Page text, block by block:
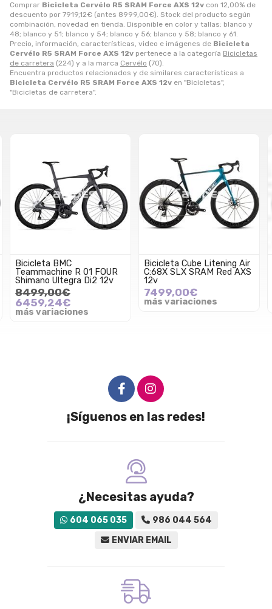
Comprar Bicicleta Cervélo R5 SRAM Force AXS 12v con 12,00% de
descuento por 7919,12€ (antes 8999,00€). Stock del producto según
combinación, novedad en tienda. Disponible en color y tallas: blanco y
48; blanco y 51; blanco y 54; blanco y 56; blanco y 58; blanco y 61.
Precio, información, características, video e imágenes de Bicicleta
Cervélo R5 SRAM Force AXS 12v pertenece a la categoría Bicicletas
de carretera (224) y a la marca Cervélo (70).
Encuentra productos relacionados y de similares características a
Bicicleta Cervélo R5 SRAM Force AXS 12v en "Bicicletas",
"Bicicletas de carretera".
Bicicleta BMC
Teammachine R 01 FOUR
Shimano Ultegra Di2 12v
8499,00€
6459,24€
más variaciones
Bicicleta Cube Litening Air
C:68X SLX SRAM Red AXS
12v
7499,00€
más variaciones
¡Síguenos en las redes!
¿Necesitas ayuda?
604 065 035
986 044 564
ENVIAR EMAIL